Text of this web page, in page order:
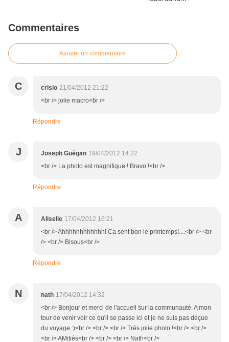
Commentaires
Ajouter un commentaire
C crislo 21/04/2012 21:22
<br /> jolie macro<br />
Répondre
J Joseph Guégan 19/04/2012 14:22
<br /> La photo est magnifique ! Bravo !<br />
Répondre
A Aliselle 17/04/2012 16:21
<br /> Ahhhhhhhhhhhh! Ca sent bon le printemps!....<br /> <br
/> <br /> Bisous<br />
Répondre
N nath 17/04/2012 14:32
<br /> Bonjour et merci de l'accueil sur la communauté. A mon
tour de venir voir ce qu'il se passe ici et je ne suis pas déçue
du voyage :)<br /> <br /> <br /> Très jolie photo !<br /> <br />
<br /> AMitiés<br /> <br /> <br /> Nath<br />